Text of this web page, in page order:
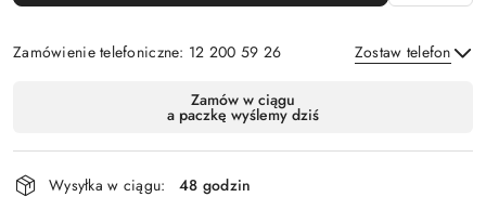
Zamówienie telefoniczne: 12 200 59 26 Zostaw telefon
Wyślij
dostawa
Zamów w ciągu
a paczkę wyślemy dziś
Wysyłka w ciągu:
48 godzin